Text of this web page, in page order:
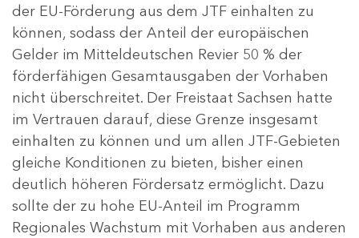
der EU-Förderung aus dem JTF einhalten zu
können, sodass der Anteil der europäischen
Gelder im Mitteldeutschen Revier 50 % der
förderfähigen Gesamtausgaben der Vorhaben
nicht überschreitet. Der Freistaat Sachsen hatte
im Vertrauen darauf, diese Grenze insgesamt
einhalten zu können und um allen JTF-Gebieten
gleiche Konditionen zu bieten, bisher einen
deutlich höheren Fördersatz ermöglicht. Dazu
sollte der zu hohe EU-Anteil im Programm
Regionales Wachstum mit Vorhaben aus anderen